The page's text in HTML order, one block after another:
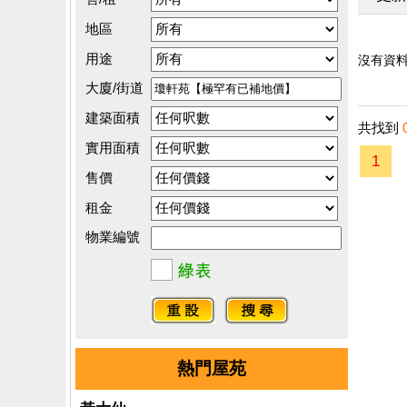
地區
用途
大廈/街道
建築面積
實用面積
售價
租金
物業編號
熱門屋苑
沒有資料
共找到
1